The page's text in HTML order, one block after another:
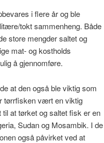
i flere år og ble
tokt sammenheng. Både
store mengder saltet og
mat- og kostholds
å gjennomføre.
at den også ble viktig som
tørrfisken vært en viktig
at tørket og saltet fisk er en
Sudan og Mosambik. I de
også påvirket ved at